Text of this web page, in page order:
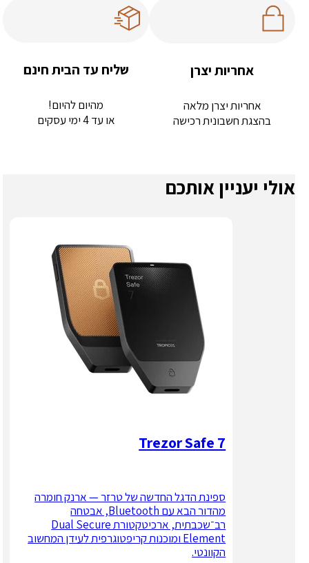
אחריות יצרן
אחריות יצרן מלאה
בהצגת חשבונית רכישה
שליח עד הבית חינם
מהיום להיום!
או עד 4 ימי עסקים
אולי יעניין אותכם
Trezor Safe 7
ספינת הדגל החדשה של טרזר — ארנק חומרה
מהדור הבא עם Bluetooth, אבטחה
רב־שכבתית, ארכיטקטורת Dual Secure
Element ומוכנות קריפטוגרפית לעידן המחשוב
הקוונטי.